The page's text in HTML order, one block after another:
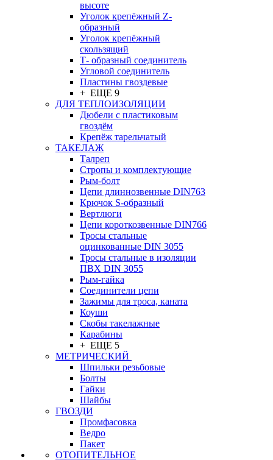
высоте
Уголок крепёжный Z-
образный
Уголок крепёжный
скользящий
Т- образный соединитель
Угловой соединитель
Пластины гвоздевые
+ ЕЩЕ 9
ДЛЯ ТЕПЛОИЗОЛЯЦИИ
Дюбели с пластиковым
гвоздём
Крепёж тарельчатый
ТАКЕЛАЖ
Талреп
Стропы и комплектующие
Рым-болт
Цепи длиннозвенные DIN763
Крючок S-образный
Вертлюги
Цепи короткозвенные DIN766
Тросы стальные
оцинкованные DIN 3055
Тросы стальные в изоляции
ПВХ DIN 3055
Рым-гайка
Соединители цепи
Зажимы для троса, каната
Коуши
Скобы такелажные
Карабины
+ ЕЩЕ 5
МЕТРИЧЕСКИЙ
Шпильки резьбовые
Болты
Гайки
Шайбы
ГВОЗДИ
Промфасовка
Ведро
Пакет
ОТОПИТЕЛЬНОЕ